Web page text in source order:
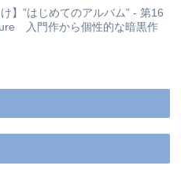
け】”はじめてのアルバム” - 第16
入門作から個性的な暗黒作